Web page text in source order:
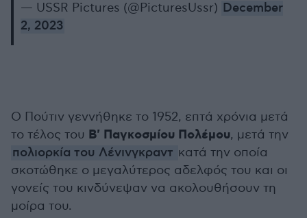
— USSR Pictures (@PicturesUssr) December
2, 2023
Ο Πούτιν γεννήθηκε το 1952, επτά χρόνια μετά
το τέλος του Β' Παγκοσμίου Πολέμου, μετά την
πολιορκία του Λένινγκραντ κατά την οποία
σκοτώθηκε ο μεγαλύτερος αδελφός του και οι
γονείς του κινδύνεψαν να ακολουθήσουν τη
μοίρα του.